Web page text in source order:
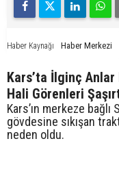
Haber Kaynağı Haber Merkezi
Kars’ta İlginç Anlar
Hali Görenleri
Kars’ın merkeze
gövdesine sıkışan
neden oldu.